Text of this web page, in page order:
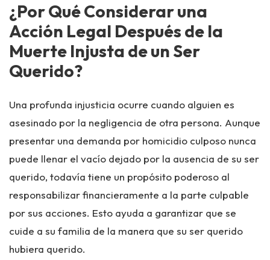
¿Por Qué Considerar una
Acción Legal Después de la
Muerte Injusta de un Ser
Querido?
Una profunda injusticia ocurre cuando alguien es
asesinado por la negligencia de otra persona. Aunque
presentar una demanda por homicidio culposo nunca
puede llenar el vacío dejado por la ausencia de su ser
querido, todavía tiene un propósito poderoso al
responsabilizar financieramente a la parte culpable
por sus acciones. Esto ayuda a garantizar que se
cuide a su familia de la manera que su ser querido
hubiera querido.